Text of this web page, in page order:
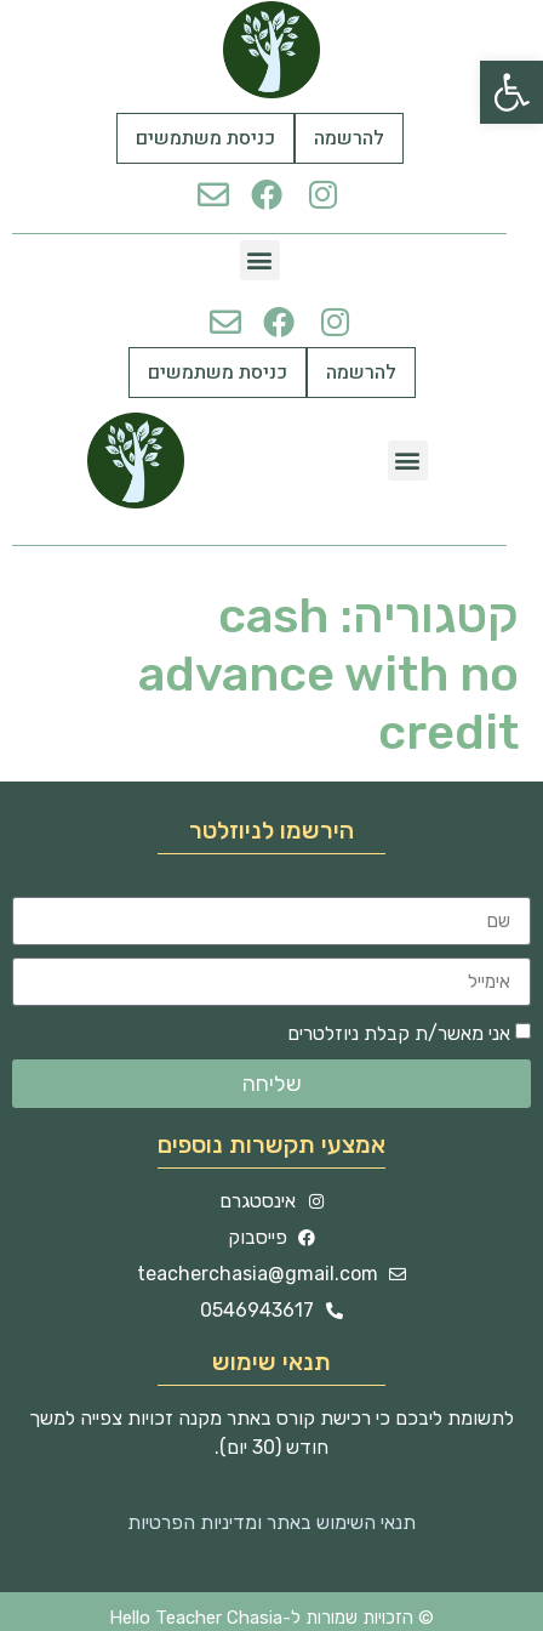
פתח סרגל נגישות
להרשמה כניסת משתמשים
להרשמה כניסת משתמשים
קטגוריה: cash
advance with no
credit
הירשמו לניוזלטר
אני מאשר/ת קבלת ניוזלטרים
שליחה
אמצעי תקשרות נוספים
אינסטגרם
פייסבוק
teacherchasia@gmail.com
0546943617
תנאי שימוש
לתשומת ליבכם כי רכישת קורס באתר מקנה זכויות צפייה למשך
חודש (30 יום).
תנאי השימוש באתר ומדיניות הפרטיות
© הזכויות שמורות ל-Hello Teacher Chasia